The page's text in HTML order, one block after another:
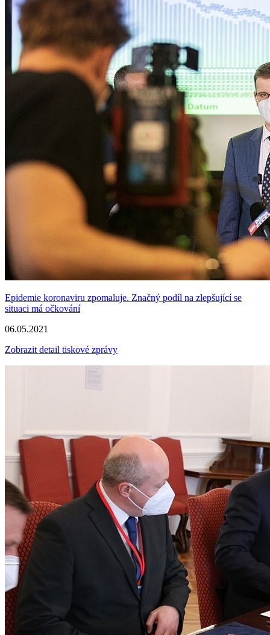
Epidemie koronaviru zpomaluje. Značný podíl na zlepšující se
situaci má očkování
06.05.2021
Zobrazit detail tiskové zprávy